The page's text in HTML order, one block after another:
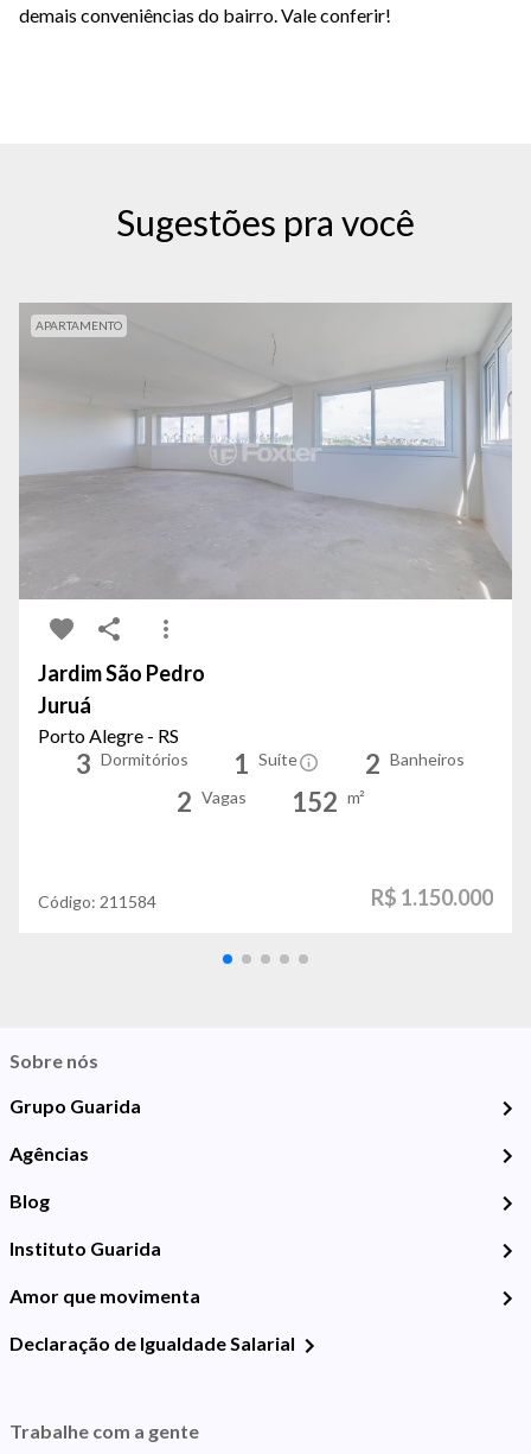
demais conveniências do bairro. Vale conferir!
Sugestões pra você
APARTAMENTO
Jardim São Pedro
Juruá
Porto Alegre - RS
3 Dormitórios 1 Suíte 2 Banheiros
2 Vagas 152 m²
Código: 211584 R$ 1.150.000
Sobre nós
Grupo Guarida
Agências
Blog
Instituto Guarida
Amor que movimenta
Declaração de Igualdade Salarial
Trabalhe com a gente